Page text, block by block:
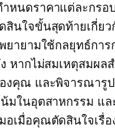
ำหนดราคาแต่ละกรอ
สินใจขั้นสุดท้ายเกี่ย
ยายามใช้กลยุทธ์กา
หากไม่สมเหตุสมผล
งคุณ และพิจารณารู
มในอุตสาหกรรม แล
อเมื่อคุณตัดสินใจเรื่อ